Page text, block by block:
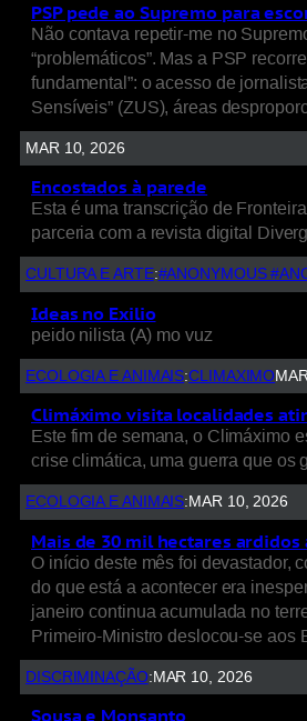
PSP pede ao Supremo para
Não contava repetir-me no
“problemáticos”. Mas a PSP
fundamental”: o acesso de
Sensíveis” (ZUS), áreas
MAR 10, 2026
Encostados à parede
Esta é uma transcrição de
parceria com a revista digital
CULTURA E ARTE:#ANONYMOUS
Ideas no Exilio
peido nilista (A) mo vuz
ECOLOGIA E ANIMAIS:CLIMAXIMO
Climáximo visita localidades
Este fim de semana, o Climáximo
crise climática, uma guerra que os
ECOLOGIA E ANIMAIS: MAR 10, 2026
Mais de 30 mil hectares
O início deste mês foi devastador,
do que está a acontecer era
janeiro continua acumulada no
Primeiro-Ministro deslocou-se aos
DISCRIMINAÇÃO: MAR 10, 2026
Sousa e Monsanto